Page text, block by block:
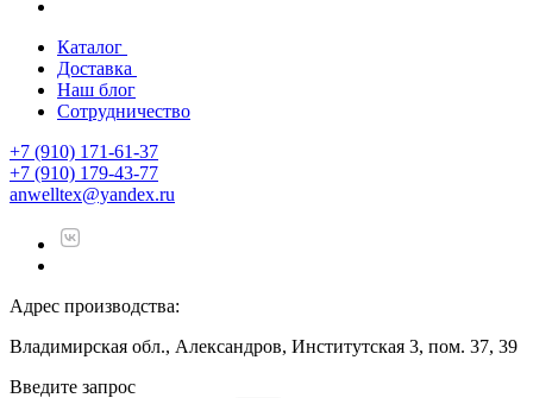
Каталог
Доставка
Наш блог
Сотрудничество
+7 (910) 171-61-37
+7 (910) 179-43-77
anwelltex@yandex.ru
Адрес производства:
Владимирская обл., Александров, Институтская 3, пом. 37, 39
Введите запрос